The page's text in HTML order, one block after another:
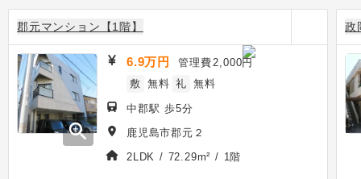
郡元マンション【1階】
zoom_in
6.9万円 管理費 2,000円
敷 無料 礼 無料
中郡駅 歩5分
鹿児島市郡元２
2LDK / 72.29m² / 1階
政